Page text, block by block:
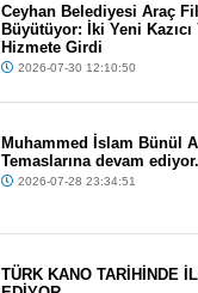
Ceyhan Belediyesi Araç
Büyütüyor: İki Yeni
Hizmete Girdi
2026-07-30 12:10:50
Muhammed İslam Bünül
Temaslarına devam ediyor.
2026-07-28 23:34:51
TÜRK KANO TARİHİNDE